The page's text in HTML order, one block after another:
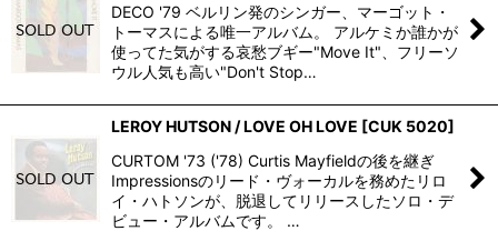
DECO '79 ベルリン発のシンガー、マーゴット・
トーマスによる唯一アルバム。 アルケミか誰かが
使ってた気がする哀愁ブギー"Move It"、フリーソ
ウル人気も高い"Don't Stop…
LEROY HUTSON / LOVE OH LOVE [CUK 5020]
CURTOM '73 ('78) Curtis Mayfieldの後を継ぎ
Impressionsのリード・ヴォーカルを務めたリロ
イ・ハトソンが、脱退してリリースしたソロ・デ
ビュー・アルバムです。 …